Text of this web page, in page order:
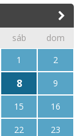
sáb
dom
1
2
8
9
15
16
22
23